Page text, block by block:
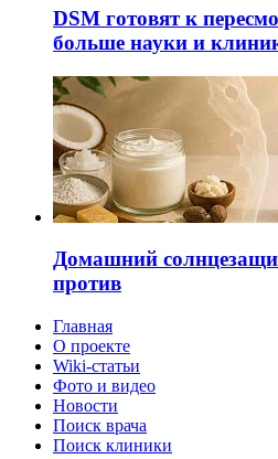
DSM готовят к
больше науки и
Домашний
против
Главная
О проекте
Wiki-статьи
Фото и видео
Новости
Поиск врача
Поиск клиники